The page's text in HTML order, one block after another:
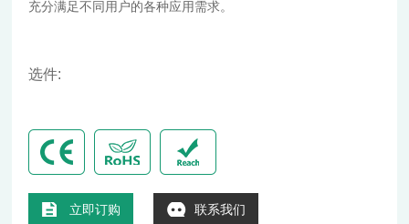
充分满足不同用户的各种应用需求。
选件:
立即订购 联系我们